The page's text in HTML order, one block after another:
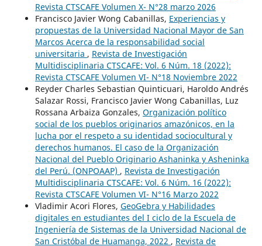
Revista CTSCAFE Volumen X- N°28 marzo 2026
Francisco Javier Wong Cabanillas, Experiencias y
propuestas de la Universidad Nacional Mayor de San
Marcos Acerca de la responsabilidad social
universitaria , Revista de Investigación
Multidisciplinaria CTSCAFE: Vol. 6 Núm. 18 (2022):
Revista CTSCAFE Volumen VI- N°18 Noviembre 2022
Reyder Charles Sebastian Quinticuari, Haroldo Andrés
Salazar Rossi, Francisco Javier Wong Cabanillas, Luz
Rossana Arbaiza Gonzales, Organización político
social de los pueblos originarios amazónicos, en la
lucha por el respeto a su identidad sociocultural y
derechos humanos. El caso de la Organización
Nacional del Pueblo Originario Ashaninka y Asheninka
del Perú. (ONPOAAP) , Revista de Investigación
Multidisciplinaria CTSCAFE: Vol. 6 Núm. 16 (2022):
Revista CTSCAFE Volumen VI- N°16 Marzo 2022
Vladimir Acori Flores, GeoGebra y Habilidades
digitales en estudiantes del I ciclo de la Escuela de
Ingeniería de Sistemas de la Universidad Nacional de
San Cristóbal de Huamanga, 2022 , Revista de